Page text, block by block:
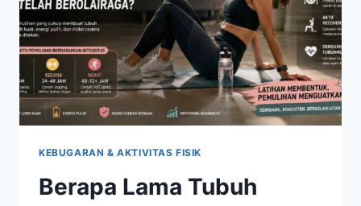
KEBUGARAN & AKTIVITAS FISIK
Berapa Lama Tubuh